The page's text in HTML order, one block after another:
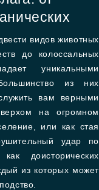
видов животных
до колоссальных
уникальными
из них
вам верными
на огромном
или как стая
удар по
доисторических
из которых может